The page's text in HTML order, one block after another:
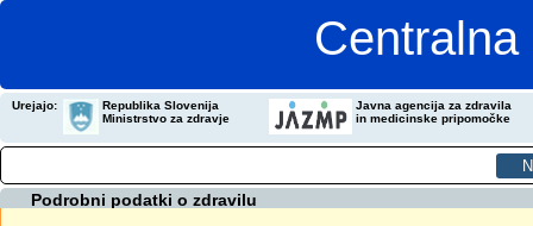
Urejajo:
Republika Slovenija
Ministrstvo za zdravje
Javna agencija za zdravila
in medicinske pripomočke
Podrobni podatki o zdravilu